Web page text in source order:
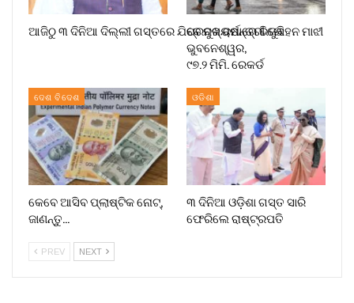
ଆଜିଠୁ ୩ ଦିନିଆ ଦିଲ୍ଲୀ ଗସ୍ତରେ ଯିବେ ମୁଖ୍ୟମନ୍ତ୍ରୀ ମୋହନ ମାଝୀ
ପ୍ରବଳ ବର୍ଷାରେ ଭିଜୁଛି
ଭୁବନେଶ୍ୱର,
୯୭.୨ ମିମି. ରେକର୍ଡ
ଦେଶ ବିଦେଶ
କେବେ ଆସିବ ପ୍ଲାଷ୍ଟିକ ନୋଟ୍,
ଜାଣନ୍ତୁ…
ଓଡିଶା
୩ ଦିନିଆ ଓଡ଼ିଶା ଗସ୍ତ ସାରି
ଫେରିଲେ ରାଷ୍ଟ୍ରପତି
PREV NEXT